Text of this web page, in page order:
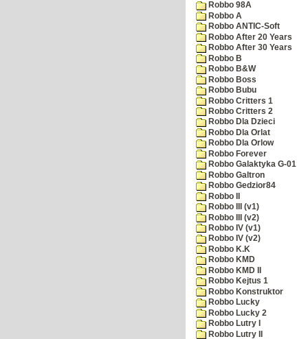
Robbo 98A
Robbo A
Robbo ANTIC-Soft
Robbo After 20 Years
Robbo After 30 Years
Robbo B
Robbo B&W
Robbo Boss
Robbo Bubu
Robbo Critters 1
Robbo Critters 2
Robbo Dla Dzieci
Robbo Dla Orlat
Robbo Dla Orlow
Robbo Forever
Robbo Galaktyka G-01
Robbo Galtron
Robbo Gedzior84
Robbo II
Robbo III (v1)
Robbo III (v2)
Robbo IV (v1)
Robbo IV (v2)
Robbo K.K
Robbo KMD
Robbo KMD II
Robbo Kejtus 1
Robbo Konstruktor
Robbo Lucky
Robbo Lucky 2
Robbo Lutry I
Robbo Lutry II